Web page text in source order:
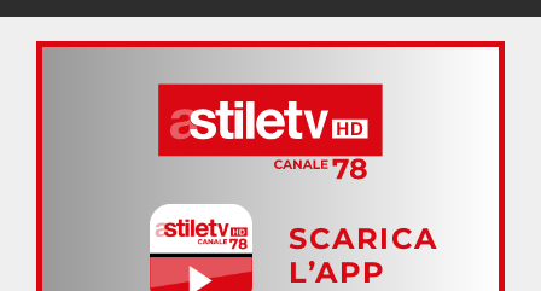
SCARICA
L’APP